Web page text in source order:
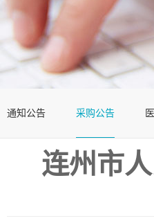
通知公告 采购公告
连州市